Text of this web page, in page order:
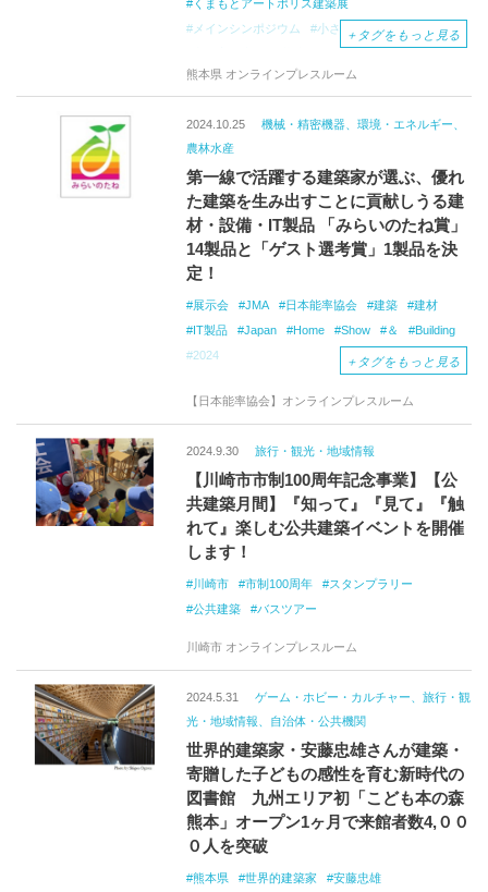
くまもとアートポリス建築展
メインシンポジウム
小さなコミュニティづくり
＋ タグをもっと見る
熊本県 オンラインプレスルーム
2024.10.25
機械・精密機器、環境・エネルギー、
農林水産
第一線で活躍する建築家が選ぶ、優れ
た建築を生み出すことに貢献しうる建
材・設備・IT製品 「みらいのたね賞」
14製品と「ゲスト選考賞」1製品を決
定！
展示会 JMA 日本能率協会 建築
建材
IT製品
Japan Home Show ＆
Building
2024
＋ タグをもっと見る
【日本能率協会】オンラインプレスルーム
2024.9.30 旅行・観光・地域情報
【川崎市市制100周年記念事業】【公
共建築月間】『知って』『見て』『触
れて』楽しむ公共建築イベントを開催
します！
川崎市 市制100周年
スタンプラリー
公共建築
バスツアー
川崎市 オンラインプレスルーム
2024.5.31
ゲーム・ホビー・カルチャー、旅行・観
光・地域情報、自治体・公共機関
世界的建築家・安藤忠雄さんが建築・
寄贈した子どもの感性を育む新時代の
図書館 九州エリア初「こども本の森
熊本」オープン1ヶ月で来館者数4,００
０人を突破
熊本県 世界的建築家 安藤忠雄